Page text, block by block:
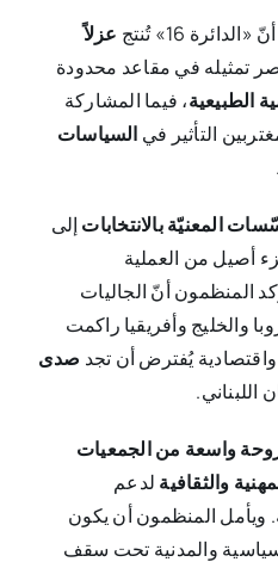
16» تُنتج
عزلاً
تمثيله في مقاعد محدودة
الطبيعية، فيما المشاركة
السياسات
المعنيّة بالانتخابات إلى
أصيل من العملية
المنظمون أنّ الجاليات
والخليج وأفريقيا راكمت
يُفترض أن تجد صدى
اللبناني.
واسعة من الجمعيات
والثقافية لدعم
ويأمل المنظمون أن يكون
والمدنية تحت سقف